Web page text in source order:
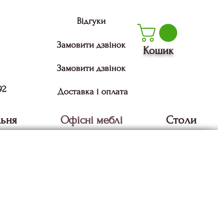
Відгуки
Замовити дзвінок
Замовити дзвінок
Кошик
Доставка і оплата
Офісні меблі Столи